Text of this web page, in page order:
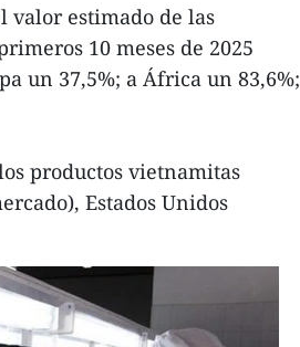
valor estimado de las
10 meses de 2025
un 37,5%; a África un 83,6%;
productos vietnamitas
Estados Unidos